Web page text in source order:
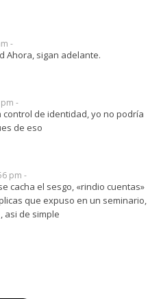
-
Ahora, sigan adelante.
-
de identidad, yo no podría
de eso
pm -
cacha el sesgo, «rindio cuentas»
que expuso en un seminario,
asi de simple